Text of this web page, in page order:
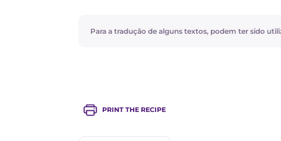
Para a tradução de alguns textos, podem ter sido
PRINT THE RECIPE